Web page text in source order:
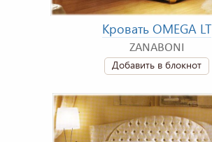
Кровать OMEGA LT
ZANABONI
Добавить в блокнот